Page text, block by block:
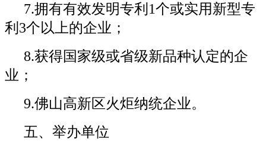
7.拥有有效发明专利1个或实用新型专
利3个以上的企业；
8.获得国家级或省级新品种认定的企
业；
9.佛山高新区火炬纳统企业。
五、举办单位